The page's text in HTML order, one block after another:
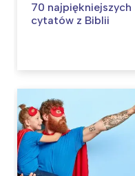
70 najpiękniejszych
cytatów z Biblii